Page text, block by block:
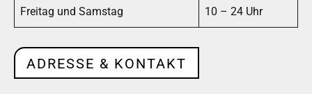
Freitag und Samstag 10 – 24 Uhr
ADRESSE & KONTAKT